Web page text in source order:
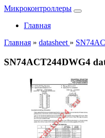
Микроконтроллеры
Главная
Главная » datasheet »
SN74ACT244DWG4